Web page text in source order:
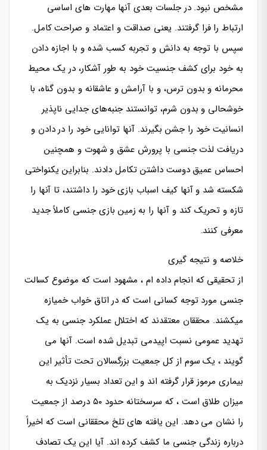
مشخص نبود. در جلسات بعدی آنها مهارت های اساسی
ارتباط را فرا گرفتند. یعنی صداقت و اعتماد و صراحت کامل.
سپس با توجه به دانش و تجربه کسب شده و با اجازه دادن
به خود برای کشف جنسیت خود به طور آشکار، در یک محیط
محرمانه و بدون ترس، و با آرامش و عاشقانه و بدون گناه، با
خوشحالی و بدون شرم، توانستند جنبه‌های جدایی ناپذیر
انسانیت خود را جشن بگیرند. آنها توانایی خود را در دادن و
دریافت لذت جنسی با پرورش عشق و شهوت و همچنین
احساس عمیق دوست داشتن تکامل دادند. بنابراین یکنواختی
شکسته شد و آنها کیف اسباب بازی خود را داشتند، تا آنها را
تازه و تحریک کند و آنها را به زمین بازی جنسی کاملاً جدید
معرفی کنند.
خلاصه و نتیجه گیری
از تحقیقی که انجام داده ام ، مشهود است که موضوع کسالت
جنسی مورد توجه کسانی است که در اتاق خواب خمیازه
میکشند. محققان معتقدند که اختلال عملکرد جنسی به یک
تهدید عمومی نسبت اپیدمی تبدیل شده است. آنها می
گویند ، یک سوم از کل جمعیت بزرگسالان تحت تأثیر این
بیماری مرموز قرار گرفته اند و این تعداد بسیار نزدیک به
میزان طلاق است ، که سرسختانه حدود ۵۰ درصد از جمعیت
را نشان می دهد. این یافته های تلخ محققانی است که اخیراً
درباره زندگی جنسی ما کشف کرده اند. آیا این یک تصادف